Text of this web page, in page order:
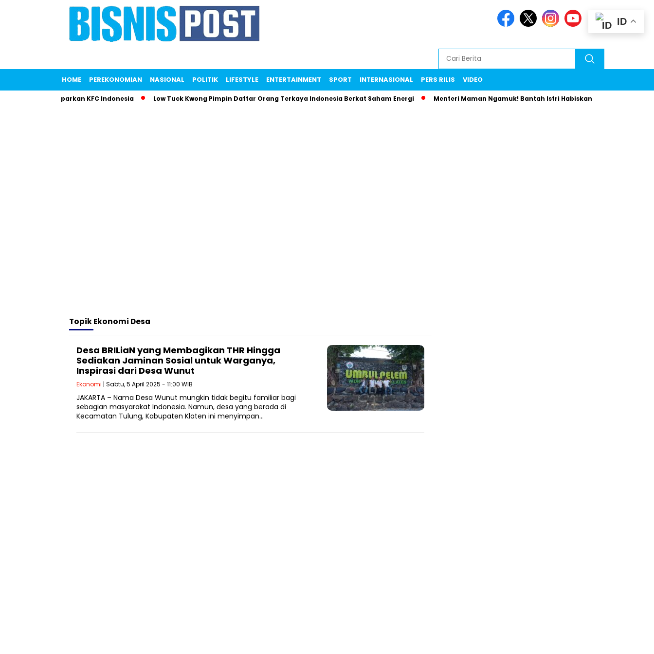
HOME PEREKONOMIAN NASIONAL POLITIK LIFESTYLE ENTERTAINMENT SPORT INTERNASIONAL PERS RILIS VIDEO
Saputri Gemparkan KFC Indonesia Low Tuck Kwong Pimpin Daftar Orang Terkaya Indonesia Berkat Saham Energi Menteri Maman Ngamuk! Bantah Istri Habiskan Uang Negara
TopikEkonomi Desa
Desa BRILiaN yang Membagikan THR Hingga
Sediakan Jaminan Sosial untuk Warganya,
Inspirasi dari Desa Wunut
Ekonomi | Sabtu, 5 April 2025 - 11:00 WIB
JAKARTA – Nama Desa Wunut mungkin tidak begitu familiar bagi
sebagian masyarakat Indonesia. Namun, desa yang berada di
Kecamatan Tulung, Kabupaten Klaten ini menyimpan…
ID